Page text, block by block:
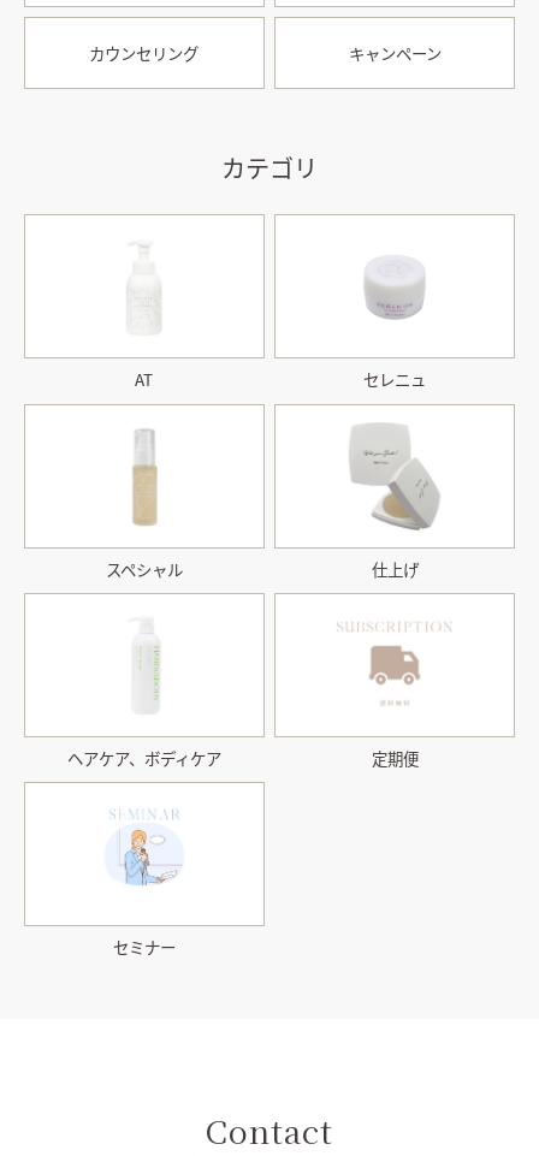
カウンセリング キャンペーン
カテゴリ
AT セレニュ
スペシャル 仕上げ
ヘアケア、ボディケア 定期便
セミナー
Contact